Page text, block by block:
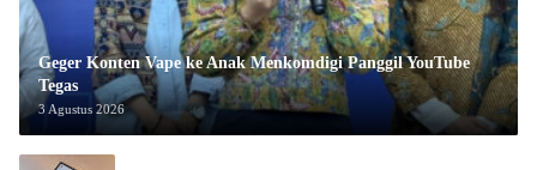
Geger Konten Vape ke Anak Menkomdigi Panggil YouTube
Tegas
3 Agustus 2026